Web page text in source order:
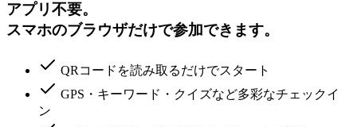
アプリ不要。
スマホのブラウザだけで参加できます。
QRコードを読み取るだけでスタート
GPS・キーワード・クイズなど多彩なチェックイ
ン